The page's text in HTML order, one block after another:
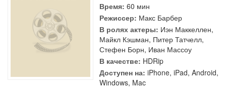
Время: 60 мин
Режиссер: Макс Барбер
В ролях актеры: Иэн Маккеллен,
Майкл Кэшман, Питер Татчелл,
Стефен Борн, Иван Массоу
В качестве: HDRip
Доступен на: iPhone, iPad, Android,
Windows, Mac